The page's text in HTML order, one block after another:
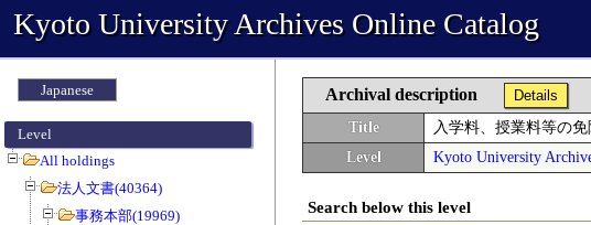
Kyoto University Archives Online Catalog
Japanese
Level
All holdings
法人文書(40364)
事務本部(19969)
Archival description
Details
Title
入学料、授業料等の免
Level
Kyoto University
Search below this level